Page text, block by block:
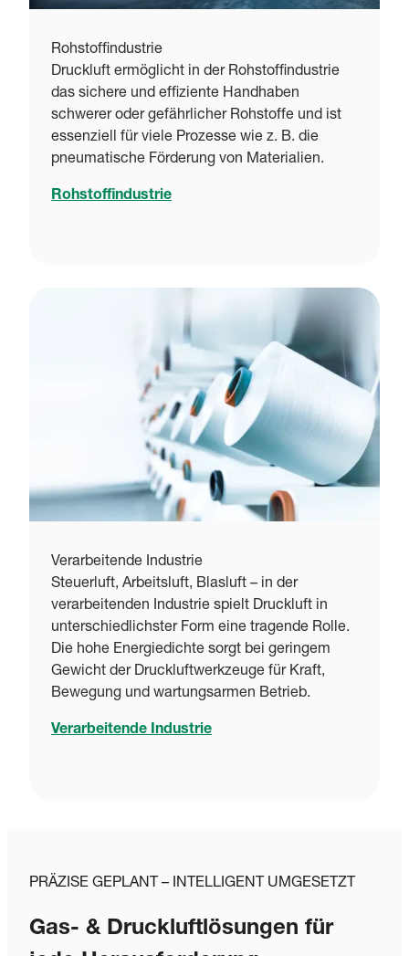
Rohstoffindustrie
Druckluft ermöglicht in der Rohstoffindustrie
das sichere und effiziente Handhaben
schwerer oder gefährlicher Rohstoffe und ist
essenziell für viele Prozesse wie z. B. die
pneumatische Förderung von Materialien.
Rohstoffindustrie
Verarbeitende Industrie
Steuerluft, Arbeitsluft, Blasluft – in der
verarbeitenden Industrie spielt Druckluft in
unterschiedlichster Form eine tragende Rolle.
Die hohe Energiedichte sorgt bei geringem
Gewicht der Druckluftwerkzeuge für Kraft,
Bewegung und wartungsarmen Betrieb.
Verarbeitende Industrie
PRÄZISE GEPLANT – INTELLIGENT UMGESETZT
Gas- & Druckluftlösungen für